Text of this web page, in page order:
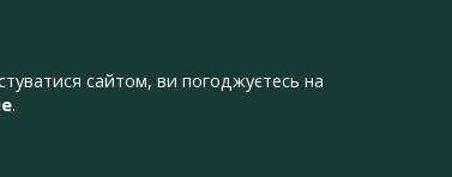
сайтом, ви погоджуєтесь на
.